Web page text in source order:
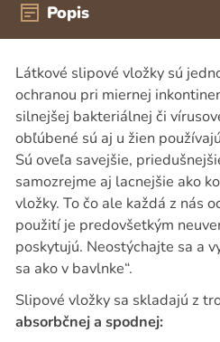
Popis
Látkové slipové vložky sú
ochranou pri miernej
silnejšej bakteriálnej či
obľúbené sú aj u žien
Sú oveľa savejšie,
samozrejme aj lacnejšie ako
vložky. To čo ale každá z nás
použití je predovšetkým
poskytujú. Neostýchajte sa a
sa ako v bavlnke“.
Slipové vložky sa skladajú z
absorbčnej a spodnej: